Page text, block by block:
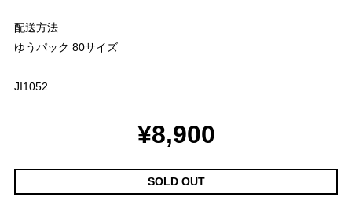
配送方法
ゆうパック 80サイズ
JI1052
¥8,900
SOLD OUT